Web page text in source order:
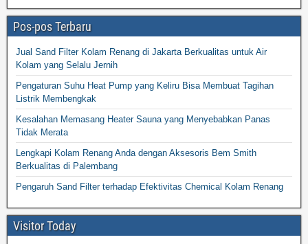
Pos-pos Terbaru
Jual Sand Filter Kolam Renang di Jakarta Berkualitas untuk Air
Kolam yang Selalu Jernih
Pengaturan Suhu Heat Pump yang Keliru Bisa Membuat Tagihan
Listrik Membengkak
Kesalahan Memasang Heater Sauna yang Menyebabkan Panas
Tidak Merata
Lengkapi Kolam Renang Anda dengan Aksesoris Bem Smith
Berkualitas di Palembang
Pengaruh Sand Filter terhadap Efektivitas Chemical Kolam Renang
Visitor Today